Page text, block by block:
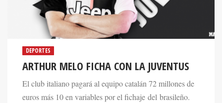
DEPORTES
ARTHUR MELO FICHA CON LA JUVENTUS
El club italiano pagará al equipo catalán 72 millones de
euros más 10 en variables por el fichaje del brasileño.